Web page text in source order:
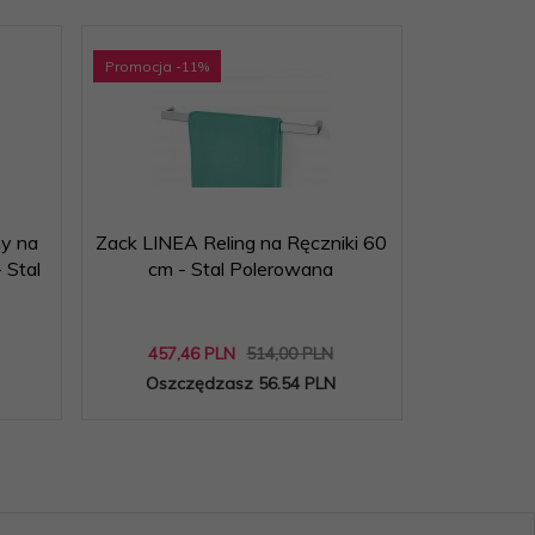
na
Stal
Promocja -11%
Zack LINEA Reling na Ręczniki 60
cm - Stal Polerowana
457,46 PLN 514,00 PLN
Oszczędzasz 56.54 PLN